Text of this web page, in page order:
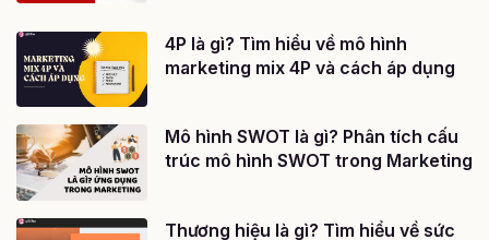
4P là gì? Tìm hiểu về mô hình
marketing mix 4P và cách áp dụng
Mô hình SWOT là gì? Phân tích cấu
trúc mô hình SWOT trong Marketing
Thương hiệu là gì? Tìm hiểu về sức